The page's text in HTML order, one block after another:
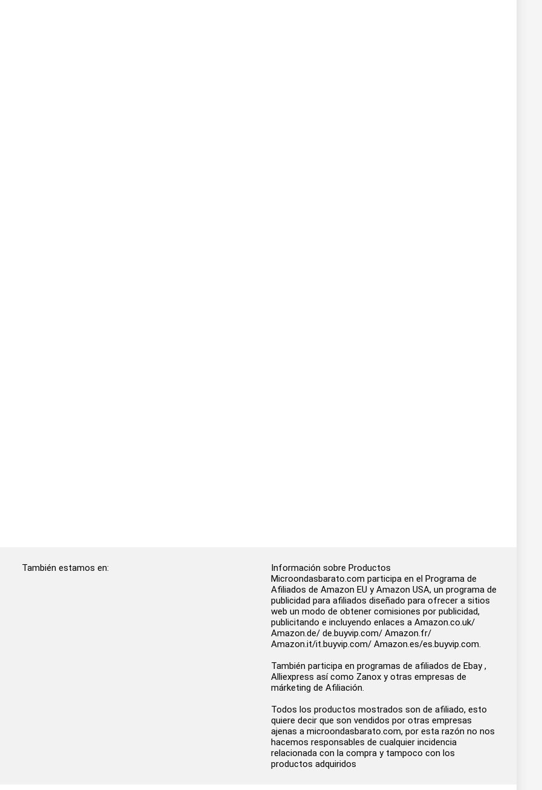
También estamos en:
Información sobre Productos
Microondasbarato.com participa en el Programa de
Afiliados de Amazon EU y Amazon USA, un programa de
publicidad para afiliados diseñado para ofrecer a sitios
web un modo de obtener comisiones por publicidad,
publicitando e incluyendo enlaces a Amazon.co.uk/
Amazon.de/ de.buyvip.com/ Amazon.fr/
Amazon.it/it.buyvip.com/ Amazon.es/es.buyvip.com.
También participa en programas de afiliados de Ebay ,
Alliexpress así como Zanox y otras empresas de
márketing de Afiliación.
Todos los productos mostrados son de afiliado, esto
quiere decir que son vendidos por otras empresas
ajenas a microondasbarato.com, por esta razón no nos
hacemos responsables de cualquier incidencia
relacionada con la compra y tampoco con los
productos adquiridos